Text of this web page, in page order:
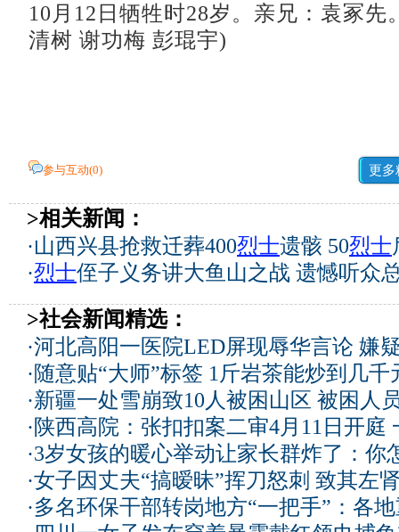
10月12日牺牲时28岁。亲兄：袁冢先
清树 谢功梅 彭琨宇)
参与互动(0) 更多
>相关新闻：
·山西兴县抢救迁葬400烈士遗骸 50烈士
·烈士侄子义务讲大鱼山之战 遗憾听众
>社会新闻精选：
·河北高阳一医院LED屏现辱华言论 嫌
·随意贴“大师”标签 1斤岩茶能炒到几
·新疆一处雪崩致10人被困山区 被困人
· 陕西高院：张扣扣案二审4月11日开庭
·3岁女孩的暖心举动让家长群炸了：你
·女子因丈夫“搞暧昧”挥刀怒刺 致其左
·多名环保干部转岗地方“一把手”：各